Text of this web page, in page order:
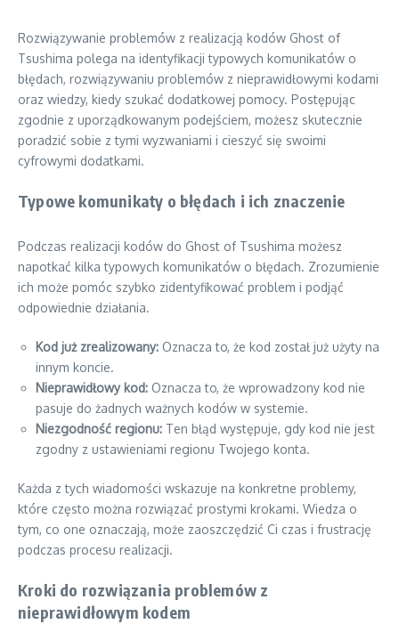
Rozwiązywanie problemów z realizacją kodów Ghost of
Tsushima polega na identyfikacji typowych komunikatów o
błędach, rozwiązywaniu problemów z nieprawidłowymi kodami
oraz wiedzy, kiedy szukać dodatkowej pomocy. Postępując
zgodnie z uporządkowanym podejściem, możesz skutecznie
poradzić sobie z tymi wyzwaniami i cieszyć się swoimi
cyfrowymi dodatkami.
Typowe komunikaty o błędach i ich znaczenie
Podczas realizacji kodów do Ghost of Tsushima możesz
napotkać kilka typowych komunikatów o błędach. Zrozumienie
ich może pomóc szybko zidentyfikować problem i podjąć
odpowiednie działania.
Kod już zrealizowany: Oznacza to, że kod został już użyty na
innym koncie.
Nieprawidłowy kod: Oznacza to, że wprowadzony kod nie
pasuje do żadnych ważnych kodów w systemie.
Niezgodność regionu: Ten błąd występuje, gdy kod nie jest
zgodny z ustawieniami regionu Twojego konta.
Każda z tych wiadomości wskazuje na konkretne problemy,
które często można rozwiązać prostymi krokami. Wiedza o
tym, co one oznaczają, może zaoszczędzić Ci czas i frustrację
podczas procesu realizacji.
Kroki do rozwiązania problemów z
nieprawidłowym kodem